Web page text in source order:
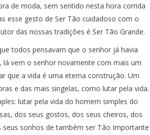
de moda, sem sentido nesta hora corrida
esse gesto de Ser Tão cuidadoso com o
das nossas tradições é Ser Tão Grande.
todos pensavam que o senhor já havia
lá vem o senhor novamente com mais um
que a vida é uma eterna construção. Um
e das mais singelas, como lutar pela vida.
lutar pela vida do homem simples do
dos seus gostos, dos seus cheiros, dos
seus sonhos de também ser Tão Importante